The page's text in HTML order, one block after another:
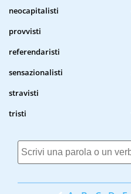
neocapitalisti
provvisti
referendaristi
sensazionalisti
stravisti
tristi